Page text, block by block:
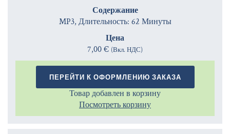
Содержание
MP3, Длительность: 62 Минуты
Цена
7,00 € (Вкл. НДС)
ПЕРЕЙТИ К ОФОРМЛЕНИЮ ЗАКАЗА
Товар добавлен в корзину
Посмотреть корзину